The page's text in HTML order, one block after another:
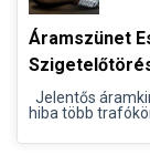
Áramszünet
Jelentős
hiba több